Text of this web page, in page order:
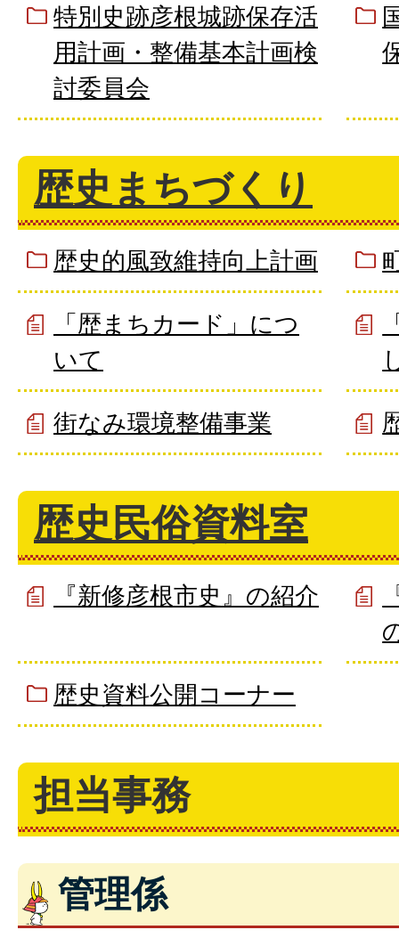
特別史跡彦根城跡保存活
用計画・整備基本計画検
討委員会
歴史まちづくり
歴史的風致維持向上計画
「歴まちカード」につ
いて
街なみ環境整備事業
歴史民俗資料室
『新修彦根市史』の紹介
歴史資料公開コーナー
担当事務
管理係